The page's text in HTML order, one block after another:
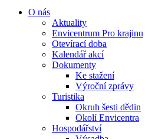
O nás
Aktuality
Envicentrum Pro krajinu
Otevírací doba
Kalendář akcí
Dokumenty
Ke stažení
Výroční zprávy
Turistika
Okruh šesti dědin
Okolí Envicentra
Hospodářství